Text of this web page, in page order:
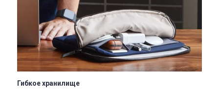
Гибкое хранилище